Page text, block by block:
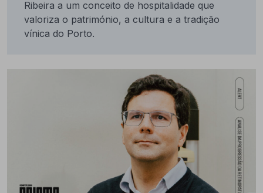
Ribeira a um conceito de hospitalidade que
valoriza o património, a cultura e a tradição
vínica do Porto.